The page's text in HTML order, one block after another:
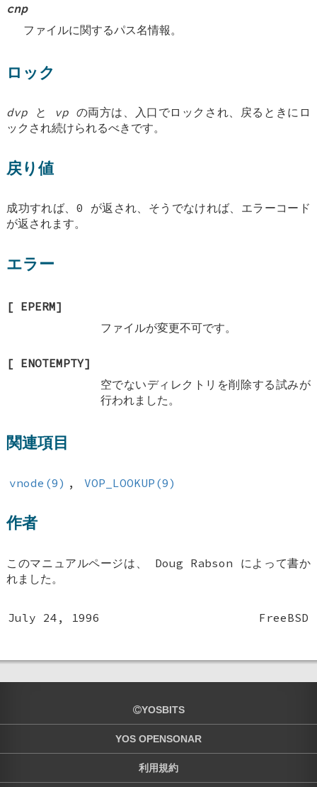
cnp
ファイルに関するパス名情報。
ロック
dvp と vp の両方は、入口でロックされ、戻るときにロ
ックされ続けられるべきです。
戻り値
成功すれば、0 が返され、そうでなければ、エラーコード
が返されます。
エラー
[ EPERM]
ファイルが変更不可です。
[ ENOTEMPTY]
空でないディレクトリを削除する試みが
行われました。
関連項目
vnode(9) , VOP_LOOKUP(9)
作者
このマニュアルページは、 Doug Rabson によって書か
れました。
July 24, 1996 FreeBSD
YOSBITS
YOS OPENSONAR
利用規約